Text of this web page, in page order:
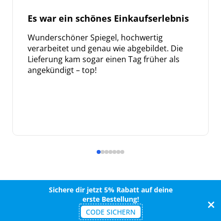
Es war ein schönes Einkaufserlebnis
Wunderschöner Spiegel, hochwertig
verarbeitet und genau wie abgebildet. Die
Lieferung kam sogar einen Tag früher als
angekündigt – top!
Sichere dir jetzt 5% Rabatt auf deine
erste Bestellung!
CODE SICHERN